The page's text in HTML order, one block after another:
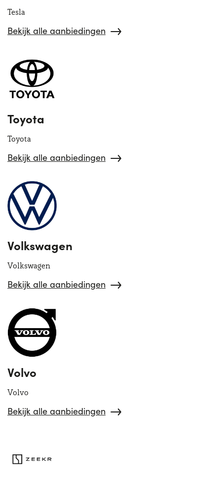
Tesla
Bekijk alle aanbiedingen
Toyota
Toyota
Bekijk alle aanbiedingen
Volkswagen
Volkswagen
Bekijk alle aanbiedingen
Volvo
Volvo
Bekijk alle aanbiedingen